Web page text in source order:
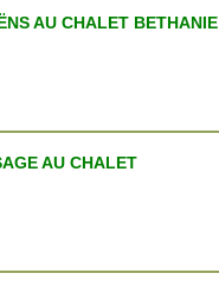
AU CHALET BETHANIE
AU CHALET